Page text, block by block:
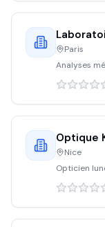
Paris
Analyses
Optique
Nice
Opticien